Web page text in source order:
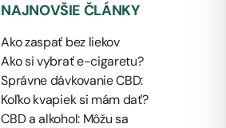
NAJNOVŠIE ČLÁNKY
Ako zaspať bez liekov
Ako si vybrať e-cigaretu?
Správne dávkovanie CBD:
Koľko kvapiek si mám dať?
CBD a alkohol: Môžu sa